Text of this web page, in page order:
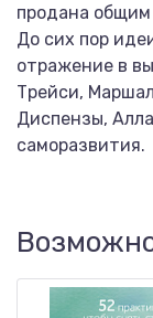
продана
До сих пор
отражение в
Трейси,
Диспензы,
саморазвития.